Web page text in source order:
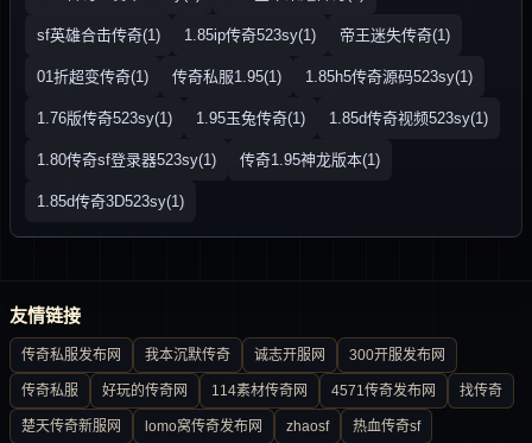
sf英雄合击传奇(1) 1.85ip传奇523sy(1) 帝王迷失传奇(1)
01折超变传奇(1) 传奇私服1.95(1) 1.85h5传奇源码523sy(1)
1.76版传奇523sy(1) 1.95玉兔传奇(1) 1.85d传奇视频523sy(1)
1.80传奇sf登录器523sy(1) 传奇1.95神龙版本(1)
1.85d传奇3D523sy(1)
友情链接
传奇私服发布网 我本沉默传奇 诚志开服网 300开服发布网
传奇私服 好玩的传奇网 114素材传奇网 4571传奇发布网 找传奇
楚天传奇新服网 lomo窝传奇发布网 zhaosf 热血传奇sf